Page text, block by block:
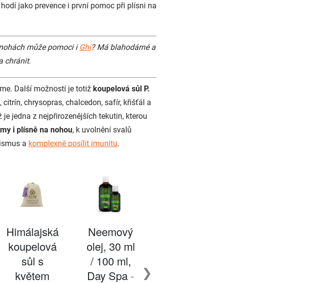
hodí jako prevence i první pomoc při plísni na
může pomoci i Ghí? Má blahodárné a
chránit.
Další možností je totiž koupelová sůl P.
citrín, chrysopras, chalcedon, safír, křišťál a
je jedna z nejpřirozenějších tekutin, kterou
i plísně na nohou, k uvolnění svalů
a komplexně posílit imunitu.